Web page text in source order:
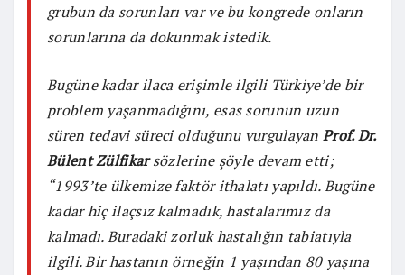
grubun da sorunları var ve bu kongrede onların
sorunlarına da dokunmak istedik.
Bugüne kadar ilaca erişimle ilgili Türkiye’de bir
problem yaşanmadığını, esas sorunun uzun
süren tedavi süreci olduğunu vurgulayanProf. Dr.
Bülent Zülfikarsözlerine şöyle devam etti;
“1993’te ülkemize faktör ithalatı yapıldı. Bugüne
kadar hiç ilaçsız kalmadık, hastalarımız da
kalmadı. Buradaki zorluk hastalığın tabiatıyla
ilgili. Bir hastanın örneğin 1 yaşından 80 yaşına